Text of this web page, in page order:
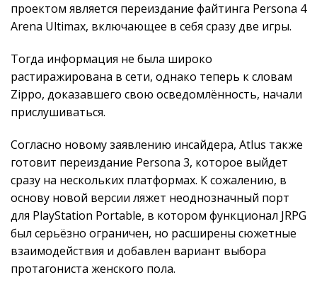
проектом является переиздание файтинга Persona 4
Arena Ultimax, включающее в себя сразу две игры.
Тогда информация не была широко
растиражирована в сети, однако теперь к словам
Zippo, доказавшего свою осведомлённость, начали
прислушиваться.
Согласно новому заявлению инсайдера, Atlus также
готовит переиздание Persona 3, которое выйдет
сразу на нескольких платформах. К сожалению, в
основу новой версии ляжет неоднозначный порт
для PlayStation Portable, в котором функционал JRPG
был серьёзно ограничен, но расширены сюжетные
взаимодействия и добавлен вариант выбора
протагониста женского пола.